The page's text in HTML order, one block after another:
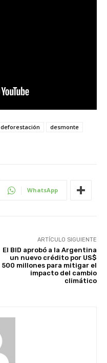
deforestación
desmonte
WhatsApp
ARTÍCULO SIGUIENTE
El BID aprobó a la Argentina
un nuevo crédito por US$
500 millones para mitigar el
impacto del cambio
climático